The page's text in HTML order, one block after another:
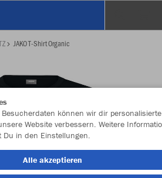
JAKO T-Shirt Organic
können wir dir personalisierte
Website verbessern. Weitere
Du in den Einstellungen.
Alle akzeptieren